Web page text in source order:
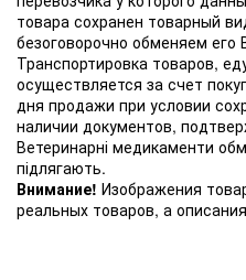
товара сохранен товарный
безоговорочно обменяем
Транспортировка товаров,
осуществляется за счет
дня продажи при условии
наличии документов,
Ветеринарні медикаменти
підлягають.
Внимание! Изображения
реальных товаров, а